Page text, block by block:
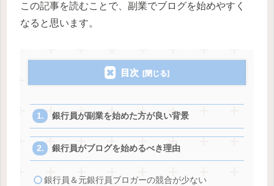
この記事を読むことで、副業でブログを始めやすく
なると思います。
目次
銀行員が副業を始めた方が良い背景
銀行員がブログを始めるべき理由
銀行員＆元銀行員ブロガーの競合が少ない